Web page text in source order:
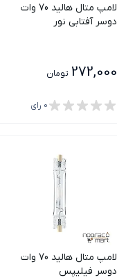
لامپ متال هالید 70 وات
دوسر آفتابی نور
272,000 تومان
0 رای
لامپ متال هالید 70 وات
دوسر فیلیپس